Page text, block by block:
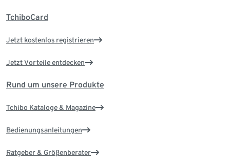
TchiboCard
Jetzt kostenlos registrieren
Jetzt Vorteile entdecken
Rund um unsere Produkte
Tchibo Kataloge & Magazine
Bedienungsanleitungen
Ratgeber & Größenberater